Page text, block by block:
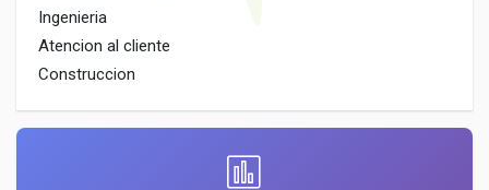
Ingenieria
Atencion al cliente
Construccion